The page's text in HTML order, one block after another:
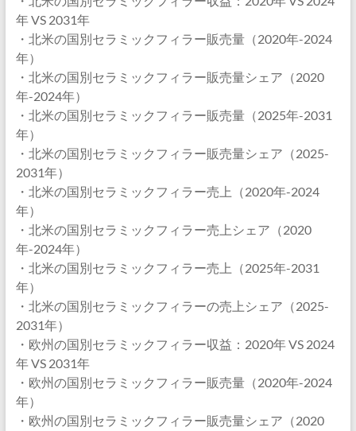
年 VS 2031年
・北米の国別セラミックフィラー販売量（2020年-2024
年）
・北米の国別セラミックフィラー販売量シェア（2020
年-2024年）
・北米の国別セラミックフィラー販売量（2025年-2031
年）
・北米の国別セラミックフィラー販売量シェア（2025-
2031年）
・北米の国別セラミックフィラー売上（2020年-2024
年）
・北米の国別セラミックフィラー売上シェア（2020
年-2024年）
・北米の国別セラミックフィラー売上（2025年-2031
年）
・北米の国別セラミックフィラーの売上シェア（2025-
2031年）
・欧州の国別セラミックフィラー収益：2020年 VS 2024
年 VS 2031年
・欧州の国別セラミックフィラー販売量（2020年-2024
年）
・欧州の国別セラミックフィラー販売量シェア（2020